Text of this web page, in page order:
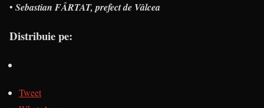
• Sebastian FÂRTAT, prefect de Vâlcea
Distribuie pe:
Tweet